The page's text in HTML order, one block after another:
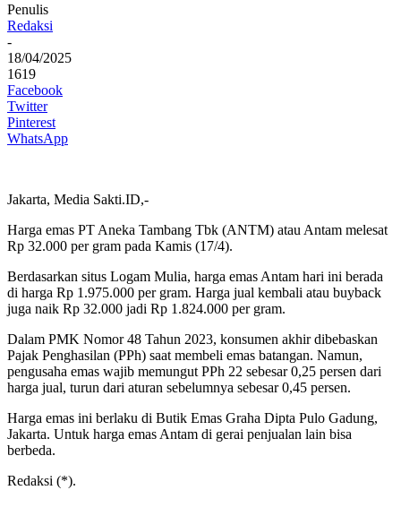
Penulis
Redaksi
-
18/04/2025
1619
Facebook
Twitter
Pinterest
WhatsApp
Jakarta, Media Sakti.ID,-
Harga emas PT Aneka Tambang Tbk (ANTM) atau Antam melesat
Rp 32.000 per gram pada Kamis (17/4).
Berdasarkan situs Logam Mulia, harga emas Antam hari ini berada
di harga Rp 1.975.000 per gram. Harga jual kembali atau buyback
juga naik Rp 32.000 jadi Rp 1.824.000 per gram.
Dalam PMK Nomor 48 Tahun 2023, konsumen akhir dibebaskan
Pajak Penghasilan (PPh) saat membeli emas batangan. Namun,
pengusaha emas wajib memungut PPh 22 sebesar 0,25 persen dari
harga jual, turun dari aturan sebelumnya sebesar 0,45 persen.
Harga emas ini berlaku di Butik Emas Graha Dipta Pulo Gadung,
Jakarta. Untuk harga emas Antam di gerai penjualan lain bisa
berbeda.
Redaksi (*).